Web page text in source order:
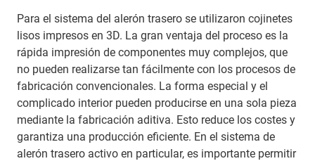
Para el sistema del alerón trasero se utilizaron cojinetes
lisos impresos en 3D. La gran ventaja del proceso es la
rápida impresión de componentes muy complejos, que
no pueden realizarse tan fácilmente con los procesos de
fabricación convencionales. La forma especial y el
complicado interior pueden producirse en una sola pieza
mediante la fabricación aditiva. Esto reduce los costes y
garantiza una producción eficiente. En el sistema de
alerón trasero activo en particular, es importante permitir